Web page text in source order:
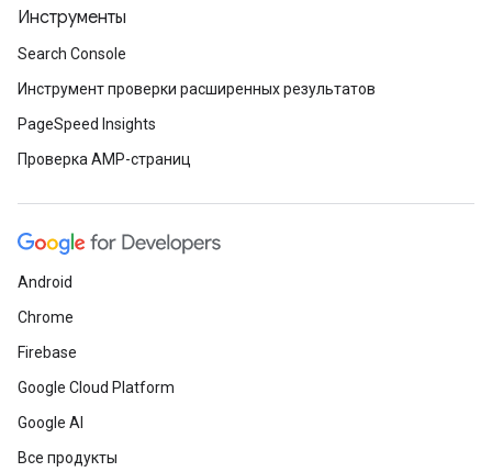
Инструменты
Search Console
Инструмент проверки расширенных результатов
PageSpeed Insights
Проверка AMP-страниц
Android
Chrome
Firebase
Google Cloud Platform
Google AI
Все продукты